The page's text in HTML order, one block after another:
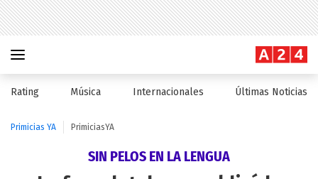
Rating Música Internacionales Últimas Noticias
Primicias YA PrimiciasYA
SIN PELOS EN LA LENGUA